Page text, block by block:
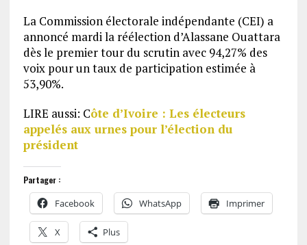
La Commission électorale indépendante (CEI) a
annoncé mardi la réélection d’Alassane Ouattara
dès le premier tour du scrutin avec 94,27% des
voix pour un taux de participation estimée à
53,90%.
LIRE aussi: Côte d’Ivoire : Les électeurs
appelés aux urnes pour l’élection du
président
Partager :
Facebook WhatsApp Imprimer
X Plus